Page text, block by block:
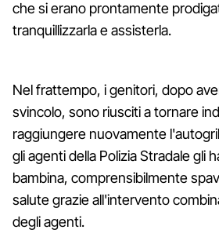
che si erano prontamente
tranquillizzarla e assisterla.
Nel frattempo, i genitori, dopo
svincolo, sono riusciti a tornare
raggiungere nuovamente
gli agenti della Polizia Stradale gli
bambina, comprensibilmente
salute grazie all'intervento
degli agenti.